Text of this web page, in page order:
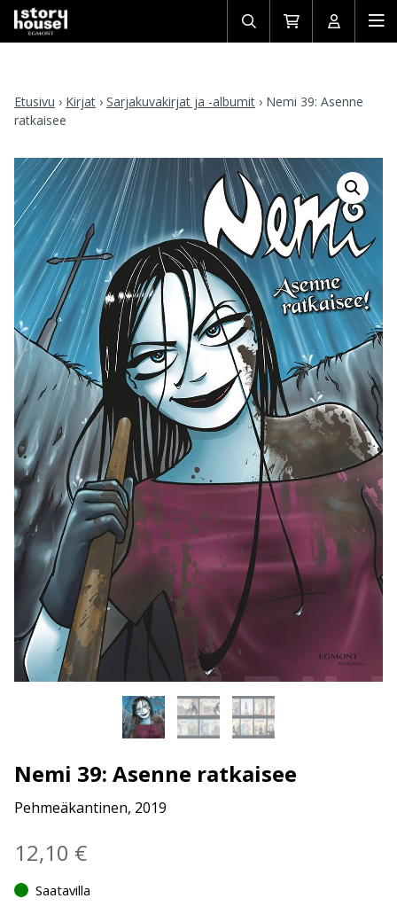
Avaa/sulje
haku
Siirry
ostoskoriin
Avaa/
Etusivu › Kirjat › Sarjakuvakirjat ja -albumit › Nemi 39: Asenne
ratkaisee
Nemi 39: Asenne ratkaisee
Pehmeäkantinen, 2019
12,10 €
Saatavilla